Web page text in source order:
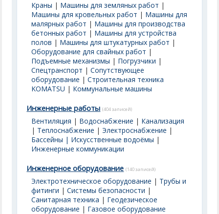
Краны | Машины для земляных работ |
Машины для кровельных работ | Машины для
малярных работ | Машины для производства
бетонных работ | Машины для устройства
полов | Машины для штукатурных работ |
Оборудование для свайных работ |
Подъемные механизмы | Погрузчики |
Спецтранспорт |Сопутствующее
оборудование |Строительная техника
KOMATSU | Коммунальные машины
Инженерные работы (404 записей)
Вентиляция | Водоснабжение | Канализация
| Теплоснабжение |Электроснабжение |
Бассейны | Искусственные водоёмы |
Инженерные коммуникации
Инженерное оборудование (140 записей)
Электротехническое оборудование | Трубы и
фитинги |Системы безопасности |
Санитарная техника | Геодезическое
оборудование | Газовое оборудование